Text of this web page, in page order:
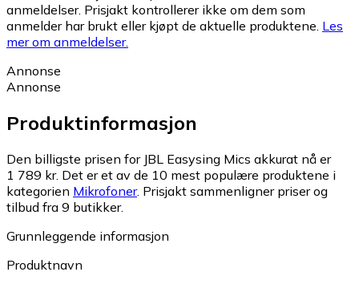
anmeldelser. Prisjakt kontrollerer ikke om dem som
anmelder har brukt eller kjøpt de aktuelle produktene. Les
mer om anmeldelser.
Annonse
Annonse
Produktinformasjon
Den billigste prisen for JBL Easysing Mics akkurat nå er
1 789 kr. Det er et av de 10 mest populære produktene i
kategorien Mikrofoner. Prisjakt sammenligner priser og
tilbud fra 9 butikker.
Grunnleggende informasjon
Produktnavn